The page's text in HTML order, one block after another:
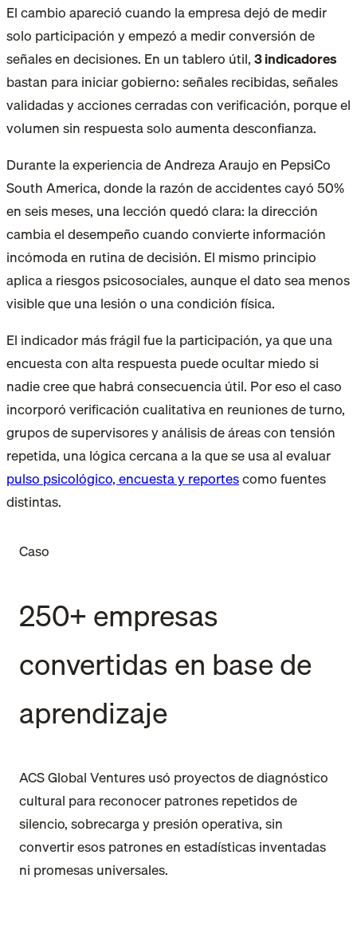
El cambio apareció cuando la empresa dejó de medir
solo participación y empezó a medir conversión de
señales en decisiones. En un tablero útil,3 indicadores
bastan para iniciar gobierno: señales recibidas, señales
validadas y acciones cerradas con verificación, porque el
volumen sin respuesta solo aumenta desconfianza.
Durante la experiencia de Andreza Araujo en PepsiCo
South America, donde la razón de accidentes cayó 50%
en seis meses, una lección quedó clara: la dirección
cambia el desempeño cuando convierte información
incómoda en rutina de decisión. El mismo principio
aplica a riesgos psicosociales, aunque el dato sea menos
visible que una lesión o una condición física.
El indicador más frágil fue la participación, ya que una
encuesta con alta respuesta puede ocultar miedo si
nadie cree que habrá consecuencia útil. Por eso el caso
incorporó verificación cualitativa en reuniones de turno,
grupos de supervisores y análisis de áreas con tensión
repetida, una lógica cercana a la que se usa al evaluar
pulso psicológico, encuesta y reportescomo fuentes
distintas.
Caso
250+ empresas
convertidas en base de
aprendizaje
ACS Global Ventures usó proyectos de diagnóstico
cultural para reconocer patrones repetidos de
silencio, sobrecarga y presión operativa, sin
convertir esos patrones en estadísticas inventadas
ni promesas universales.